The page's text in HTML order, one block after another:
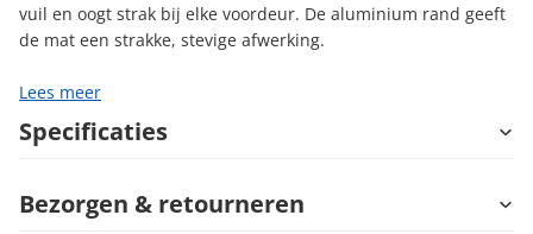
Lees meer
vuil en oogt strak bij elke voordeur. De aluminium rand geeft
de mat een strakke, stevige afwerking.
Specificaties
Bezorgen & retourneren